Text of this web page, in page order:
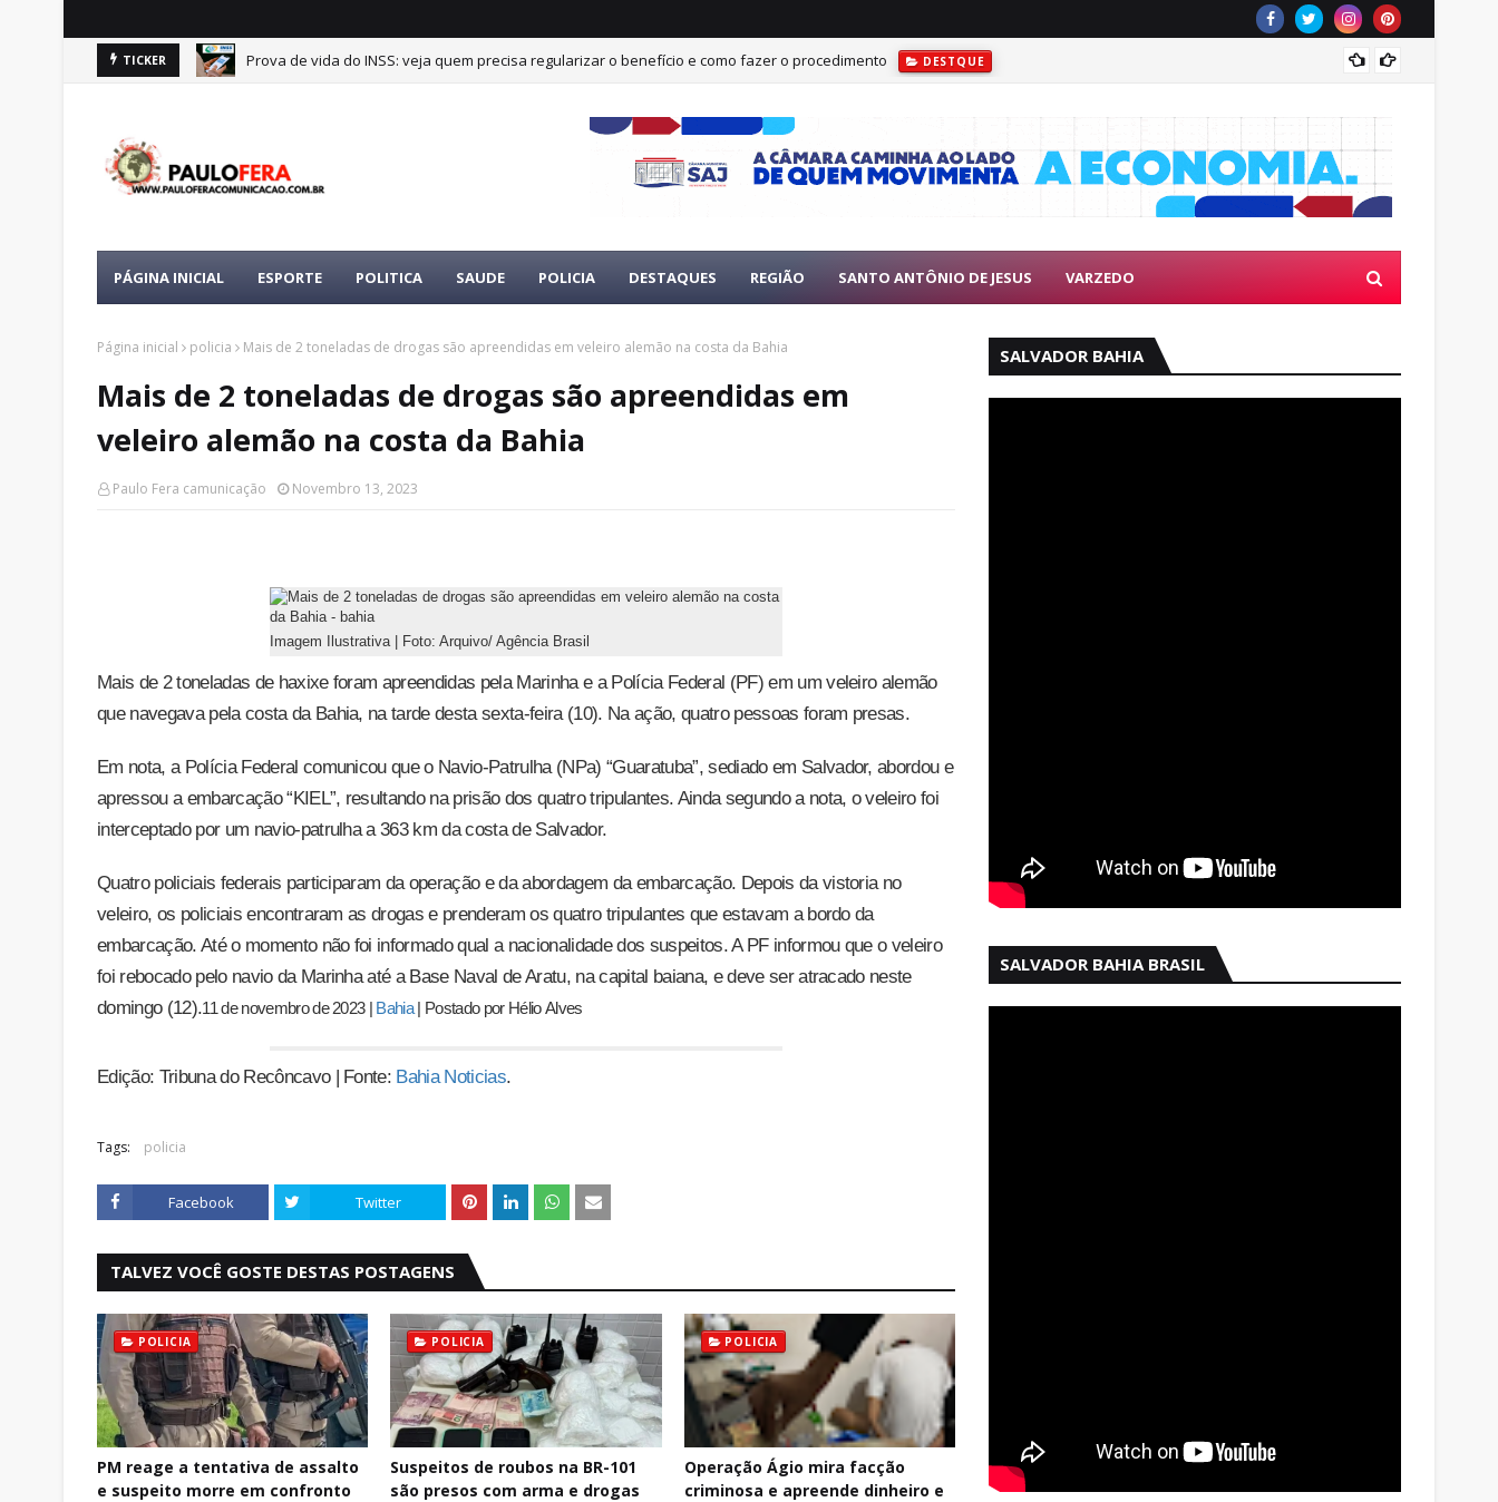
TICKER Prova de vida do INSS: veja quem precisa regularizar o benefício e como fazer o procedimento DESTQUE
PÁGINA INICIAL ESPORTE POLITICA SAUDE POLICIA DESTAQUES REGIÃO SANTO ANTÔNIO DE JESUS VARZEDO
Página inicial policia Mais de 2 toneladas de drogas são apreendidas em veleiro alemão na costa da Bahia
Mais de 2 toneladas de drogas são apreendidas em
veleiro alemão na costa da Bahia
Paulo Fera camunicação Novembro 13, 2023
Imagem Ilustrativa | Foto: Arquivo/ Agência Brasil
Mais de 2 toneladas de haxixe foram apreendidas pela Marinha e a Polícia Federal (PF) em um veleiro alemão
que navegava pela costa da Bahia, na tarde desta sexta-feira (10). Na ação, quatro pessoas foram presas.
Em nota, a Polícia Federal comunicou que o Navio-Patrulha (NPa) “Guaratuba”, sediado em Salvador, abordou e
apressou a embarcação “KIEL”, resultando na prisão dos quatro tripulantes. Ainda segundo a nota, o veleiro foi
interceptado por um navio-patrulha a 363 km da costa de Salvador.
Quatro policiais federais participaram da operação e da abordagem da embarcação. Depois da vistoria no
veleiro, os policiais encontraram as drogas e prenderam os quatro tripulantes que estavam a bordo da
embarcação. Até o momento não foi informado qual a nacionalidade dos suspeitos. A PF informou que o veleiro
foi rebocado pelo navio da Marinha até a Base Naval de Aratu, na capital baiana, e deve ser atracado neste
domingo (12).11 de novembro de 2023 | Bahia | Postado por HélioAlves
Edição: Tribuna do Recôncavo | Fonte: Bahia Noticias.
Tags: policia
Facebook Twitter
TALVEZ VOCÊ GOSTE DESTAS POSTAGENS
POLICIA
PM reage a tentativa de assalto
e suspeito morre em confronto
POLICIA
Suspeitos de roubos na BR-101
são presos com arma e drogas
POLICIA
Operação Ágio mira facção
criminosa e apreende dinheiro e
SALVADOR BAHIA
SALVADOR BAHIA BRASIL